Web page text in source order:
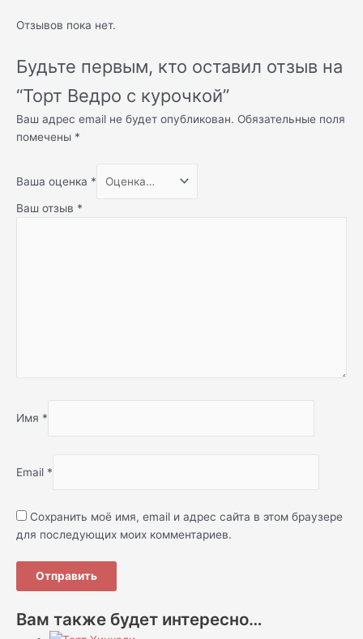
Отзывов пока нет.
Будьте первым, кто оставил отзыв на
“Торт Ведро с курочкой”
Ваш адрес email не будет опубликован. Обязательные поля
помечены *
Ваша оценка *
Ваш отзыв *
Имя *
Email *
Сохранить моё имя, email и адрес сайта в этом браузере
для последующих моих комментариев.
Вам также будет интересно…